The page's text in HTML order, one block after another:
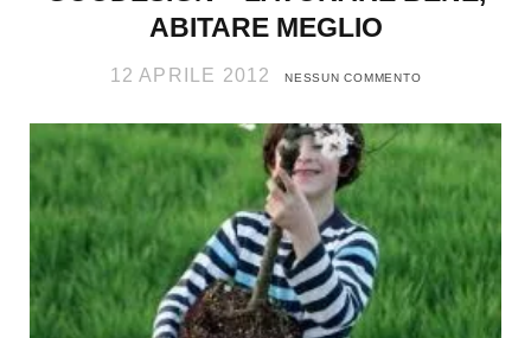
ABITARE MEGLIO
12 APRILE 2012 NESSUN COMMENTO